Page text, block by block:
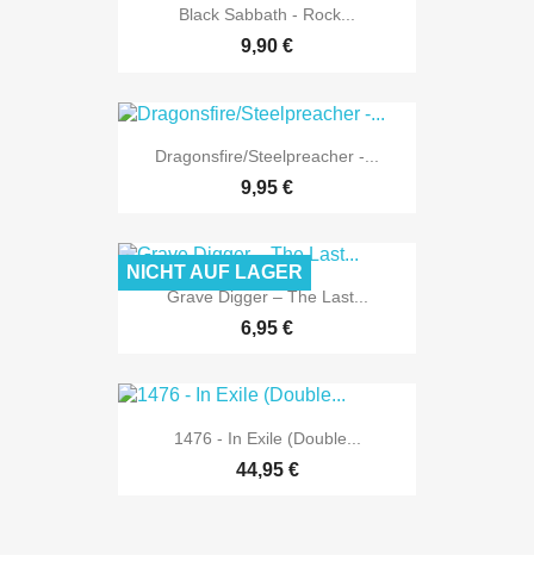
Black Sabbath - Rock...
9,90 €
Dragonsfire/Steelpreacher -...
9,95 €
Grave Digger ‎– The Last...
6,95 €
NICHT AUF LAGER
1476 - In Exile (Double...
44,95 €